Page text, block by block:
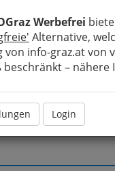
Werbefrei
Alternative,
von info-graz.at von
beschränkt – nähere
Login